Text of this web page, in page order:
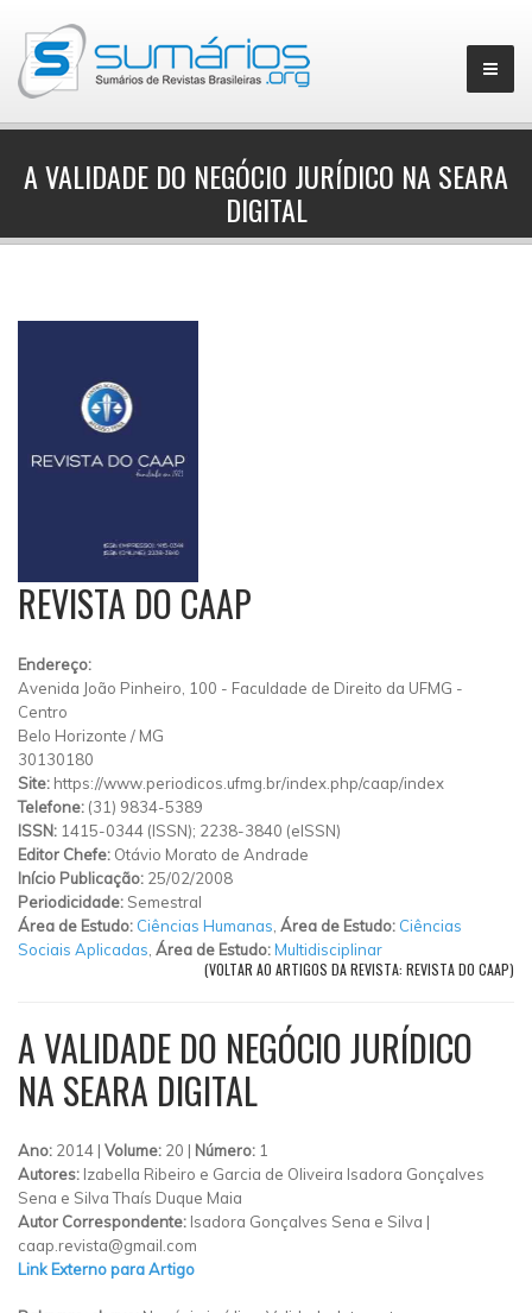
A VALIDADE DO NEGÓCIO JURÍDICO NA SEARA
DIGITAL
REVISTA DO CAAP
Endereço:
Avenida João Pinheiro, 100 - Faculdade de Direito da UFMG -
Centro
Belo Horizonte / MG
30130180
Site: https://www.periodicos.ufmg.br/index.php/caap/index
Telefone: (31) 9834-5389
ISSN: 1415-0344 (ISSN); 2238-3840 (eISSN)
Editor Chefe: Otávio Morato de Andrade
Início Publicação: 25/02/2008
Periodicidade: Semestral
Área de Estudo: Ciências Humanas Área de Estudo: Ciências
Sociais Aplicadas Área de Estudo:Multidisciplinar
(VOLTAR AO ARTIGOS DA REVISTA: REVISTA DO CAAP)
A VALIDADE DO NEGÓCIO JURÍDICO
NA SEARA DIGITAL
Ano: 2014 | Volume: 20 | Número: 1
Autores: Izabella Ribeiro e Garcia de Oliveira Isadora Gonçalves
Sena e Silva Thaís Duque Maia
Autor Correspondente: Isadora Gonçalves Sena e Silva |
caap.revista@gmail.com
Link Externo para Artigo